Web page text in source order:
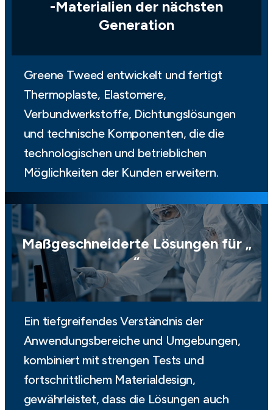
-Materialien der nächsten
Generation
Greene Tweed entwickelt und fertigt
Thermoplaste, Elastomere,
Verbundwerkstoffe, Dichtungslösungen
und technische Komponenten, die die
technologischen und betrieblichen
Möglichkeiten der Kunden erweitern.
Maßgeschneiderte Lösungen für „
“
Ein tiefgreifendes Verständnis der
Anwendungsbereiche und Umgebungen,
kombiniert mit strengen Tests und
fortschrittlichem Materialdesign,
gewährleistet, dass die Lösungen auch